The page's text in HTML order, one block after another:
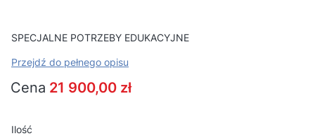
SPECJALNE POTRZEBY EDUKACYJNE
Przejdź do pełnego opisu
Cena 21 900,00 zł
Ilość